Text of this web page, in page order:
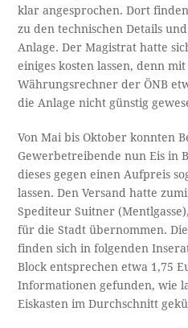
klar angesprochen. Dort
zu den technischen Details
Anlage. Der Magistrat hatte
einiges kosten lassen, denn
Währungsrechner der ÖNB
die Anlage nicht günstig
Von Mai bis Oktober konnten
Gewerbetreibende nun Eis in
dieses gegen einen Aufpreis
lassen. Den Versand hatte
Spediteur Suitner
für die Stadt übernommen.
finden sich in folgenden
Block entsprechen etwa 1,75
Informationen gefunden, wie
Eiskasten im Durchschnitt